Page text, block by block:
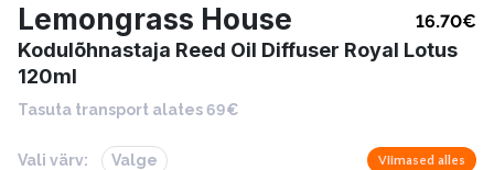
Lemongrass House 16.70€
Kodulõhnastaja Reed Oil Diffuser Royal Lotus
120ml
Tasuta transport alates 69€
Vali värv: Valge Viimased alles